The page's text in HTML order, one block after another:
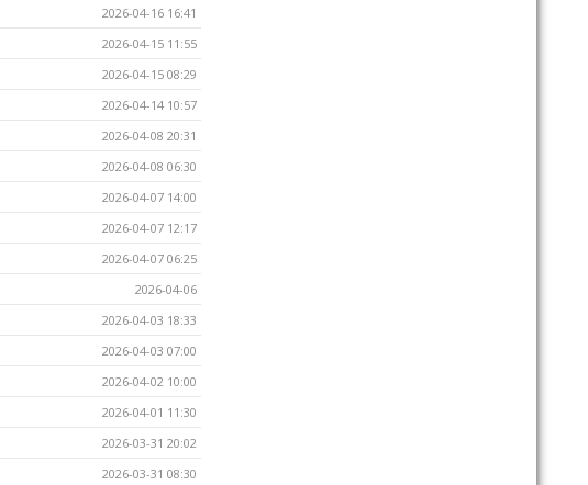
2026-04-16 16:41
2026-04-15 11:55
2026-04-15 08:29
2026-04-14 10:57
2026-04-08 20:31
2026-04-08 06:30
2026-04-07 14:00
2026-04-07 12:17
2026-04-07 06:25
2026-04-06
2026-04-03 18:33
2026-04-03 07:00
2026-04-02 10:00
2026-04-01 11:30
2026-03-31 20:02
2026-03-31 08:30